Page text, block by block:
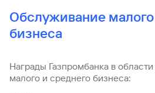
Обслуживание
бизнеса
Награды Газпромбанка в
малого и среднего бизнеса: